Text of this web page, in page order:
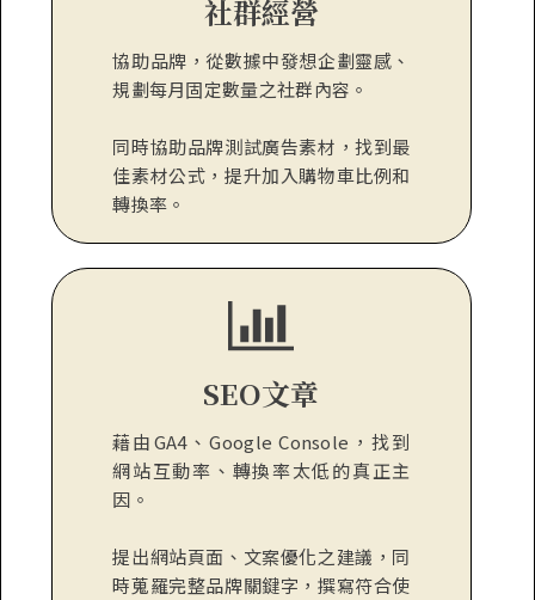
社群經營
協助品牌，從數據中發想企劃靈感、
規劃每月固定數量之社群內容。
同時協助品牌測試廣告素材，找到最
佳素材公式，提升加入購物車比例和
轉換率。
SEO文章
藉由GA4、Google Console，找到
網站互動率、轉換率太低的真正主
因。
提出網站頁面、文案優化之建議，同
時蒐羅完整品牌關鍵字，撰寫符合使